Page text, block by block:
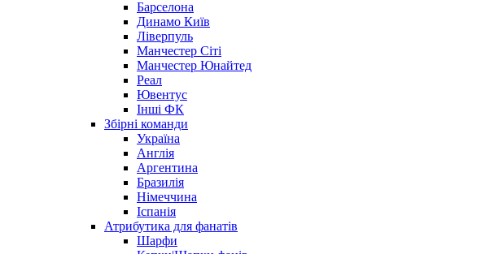
Барселона
Динамо Київ
Ліверпуль
Манчестер Сіті
Манчестер Юнайтед
Реал
Ювентус
Інші ФК
Збірні команди
Україна
Англія
Аргентина
Бразилія
Німеччина
Іспанія
Атрибутика для фанатів
Шарфи